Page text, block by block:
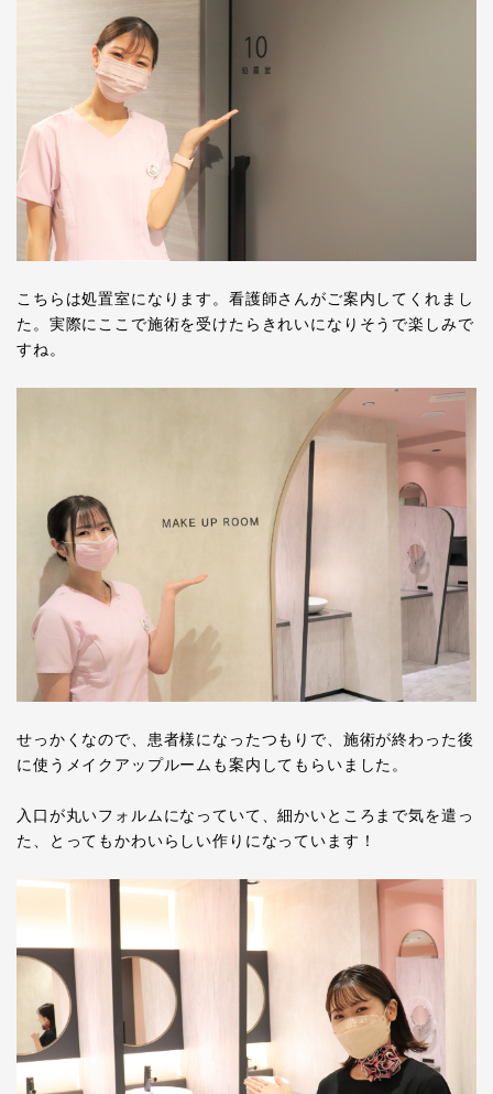
こちらは処置室になります。看護師さんがご案内してくれまし
た。実際にここで施術を受けたらきれいになりそうで楽しみで
すね。
せっかくなので、患者様になったつもりで、施術が終わった後
に使うメイクアップルームも案内してもらいました。
入口が丸いフォルムになっていて、細かいところまで気を遣っ
た、とってもかわいらしい作りになっています！